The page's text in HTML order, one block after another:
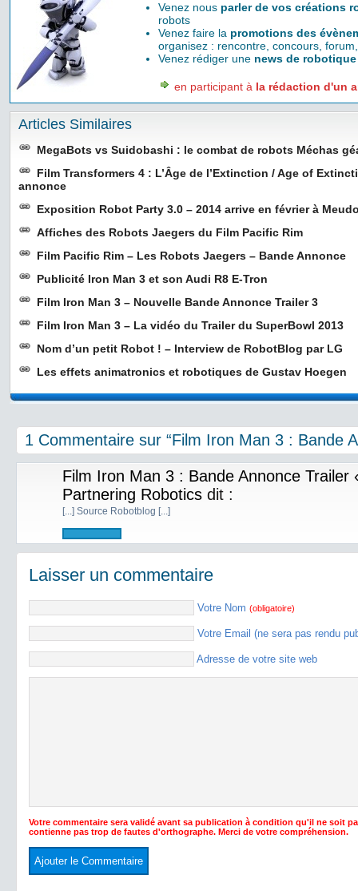
Venez nous parler de vos créations
robots
Venez faire la promotions des
organisez : rencontre, concours,
Venez rédiger une news de robotique
en participant à la rédaction d'un
Articles Similaires
MegaBots vs Suidobashi : le combat de robots Méchas
Film Transformers 4 : L’Âge de l’Extinction / Age of
annonce
Exposition Robot Party 3.0 – 2014 arrive en février à
Affiches des Robots Jaegers du Film Pacific Rim
Film Pacific Rim – Les Robots Jaegers – Bande Annonce
Publicité Iron Man 3 et son Audi R8 E-Tron
Film Iron Man 3 – Nouvelle Bande Annonce Trailer 3
Film Iron Man 3 – La vidéo du Trailer du SuperBowl 2013
Nom d’un petit Robot ! – Interview de RobotBlog par LG
Les effets animatronics et robotiques de Gustav Hoegen
1 Commentaire sur “Film Iron Man 3 : Bande
Film Iron Man 3 : Bande Annonce Trailer
Partnering Robotics dit :
[...] Source Robotblog [...]
Laisser un commentaire
Votre Nom (obligatoire)
Votre Email (ne sera pas rendu
Adresse de votre site web
Votre commentaire sera validé avant sa publication à condition qu'il ne soit
contienne pas trop de fautes d'orthographe. Merci de votre compréhension.